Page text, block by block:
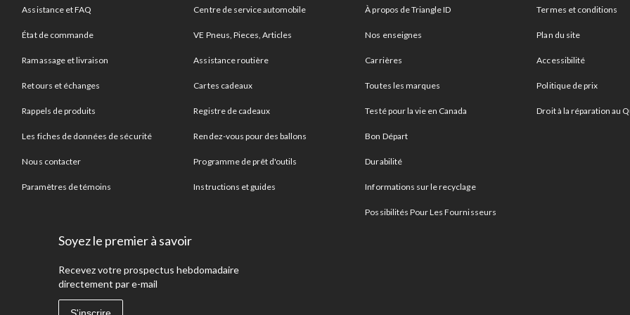
Assistance et FAQ
État de commande
Ramassage et livraison
Retours et échanges
Rappels de produits
Les fiches de données de sécurité
Nous contacter
Paramètres de témoins
Centre de service automobile
VE Pneus, Pieces, Articles
Assistance routière
Cartes cadeaux
Registre de cadeaux
Rendez-vous pour des ballons
Programme de prêt d'outils
Instructions et guides
À propos de Triangle ID
Nos enseignes
Carrières
Toutes les marques
Testé pour la vie en Canada
Bon Départ
Durabilité
Informations sur le recyclage
Possibilités Pour Les Fournisseurs
Termes et conditions
Plan du site
Accessibilité
Politique de prix
Droit à la réparation au
Soyez le premier à savoir
Recevez votre prospectus hebdomadaire
directement par e-mail
S'inscrire